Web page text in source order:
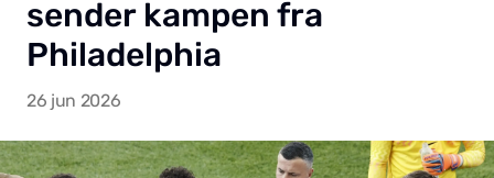
sender kampen fra
Philadelphia
26 jun 2026